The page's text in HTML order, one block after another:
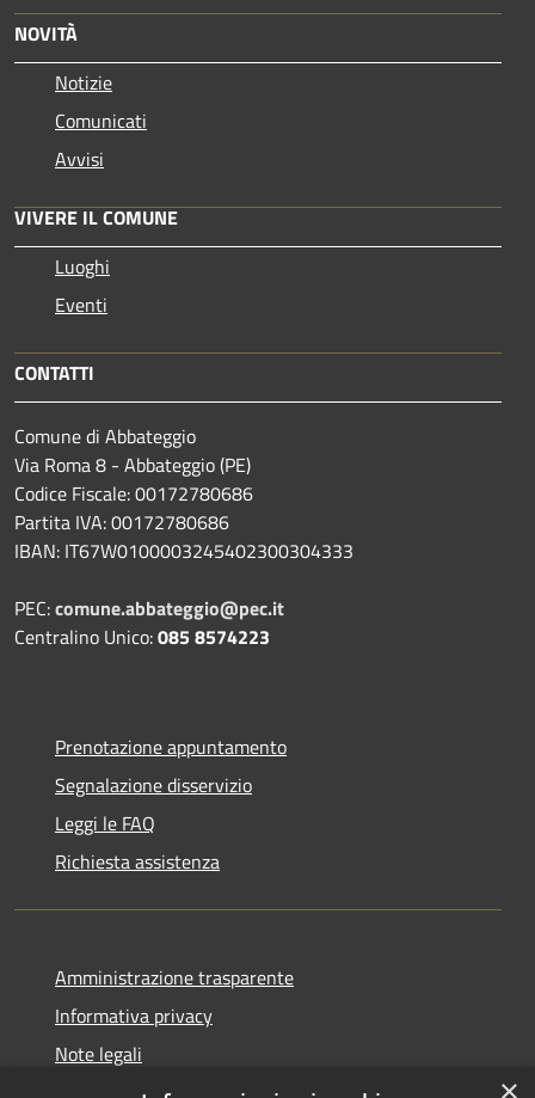
NOVITÀ
Notizie
Comunicati
Avvisi
VIVERE IL COMUNE
Luoghi
Eventi
CONTATTI
Comune di Abbateggio
Via Roma 8 - Abbateggio (PE)
Codice Fiscale: 00172780686
Partita IVA: 00172780686
IBAN: IT67W0100003245402300304333
PEC:comune.abbateggio@pec.it
Centralino Unico:085 8574223
Prenotazione appuntamento
Segnalazione disservizio
Leggi le FAQ
Richiesta assistenza
Amministrazione trasparente
Informativa privacy
Note legali
Dichiarazione di accessibilità